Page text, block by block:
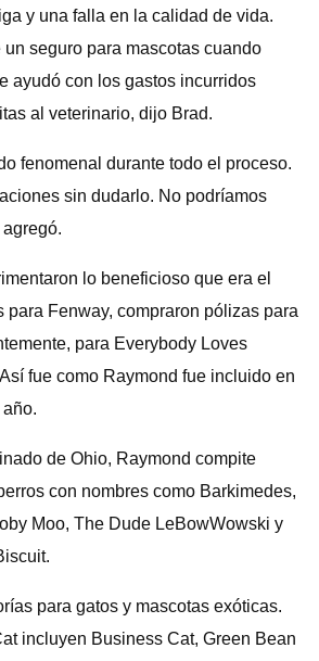
y una falla en la calidad de vida.
seguro para mascotas cuando
ayudó con los gastos incurridos
al veterinario, dijo Brad.
fenomenal durante todo el proceso.
sin dudarlo. No podríamos
lo beneficioso que era el
para Fenway, compraron pólizas para
para Everybody Loves
fue como Raymond fue incluido en
de Ohio, Raymond compite
con nombres como Barkimedes,
Moo, The Dude LeBowWowski y
para gatos y mascotas exóticas.
incluyen Business Cat, Green Bean